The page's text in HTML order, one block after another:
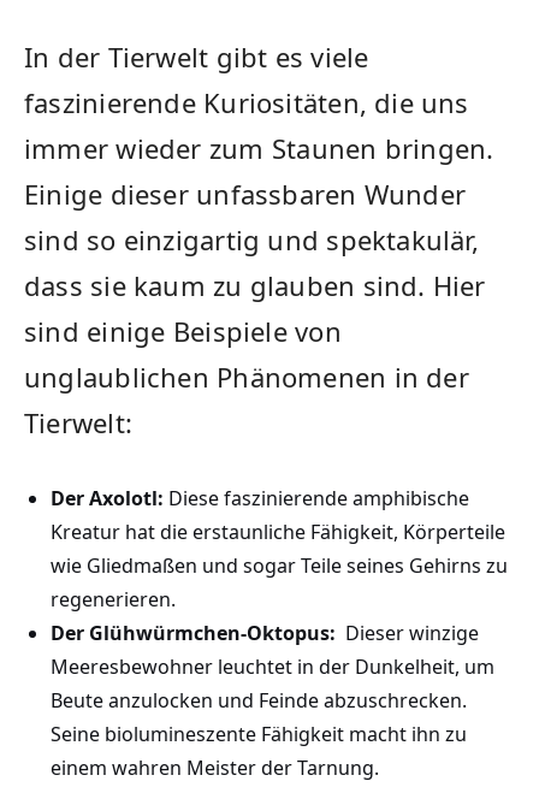
In der Tierwelt gibt ​es viele
faszinierende Kuriositäten, die uns
immer wieder zum ⁢Staunen bringen.
Einige‍ dieser unfassbaren Wunder
sind ‌so einzigartig und spektakulär,
dass sie kaum zu​ glauben sind. Hier
sind einige ⁢Beispiele von⁢
unglaublichen Phänomenen in der
Tierwelt:
Der Axolotl: Diese ‍faszinierende amphibische
‌Kreatur ⁢hat die erstaunliche Fähigkeit, ‌Körperteile
wie⁤ Gliedmaßen und sogar Teile seines‌ Gehirns zu
regenerieren.
Der‌ Glühwürmchen-Oktopus: ⁢ Dieser winzige
Meeresbewohner leuchtet in der​ Dunkelheit, um
Beute​ anzulocken‌ und Feinde abzuschrecken.
Seine biolumineszente⁤ Fähigkeit macht ihn zu‌
einem⁣ wahren Meister ‌der Tarnung.